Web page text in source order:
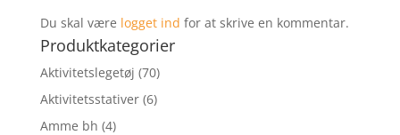
Du skal være logget ind for at skrive en kommentar.
Produktkategorier
Aktivitetslegetøj (70)
Aktivitetsstativer (6)
Amme bh (4)